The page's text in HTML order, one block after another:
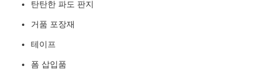
탄탄한 파도 판지
거품 포장재
테이프
폼 삽입품